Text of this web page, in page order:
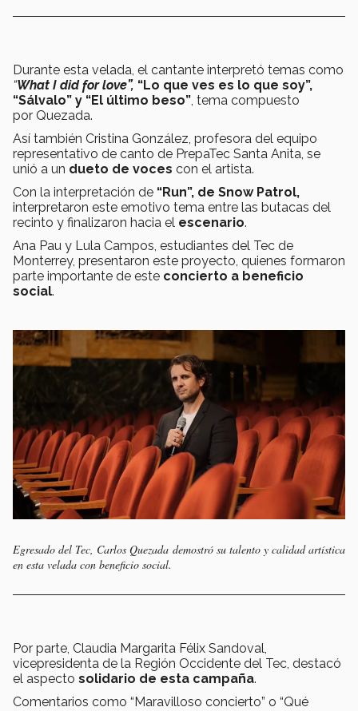
Durante esta velada, el cantante interpretó temas como
“What I did for love”, “Lo que ves es lo que soy”,
“Sálvalo” y “El último beso”, tema compuesto
por Quezada.
Así también Cristina González, profesora del equipo
representativo de canto de PrepaTec Santa Anita, se
unió a un dueto de voces con el artista.
Con la interpretación de “Run”, de Snow Patrol,
interpretaron este emotivo tema entre las butacas del
recinto y finalizaron hacia el escenario.
Ana Pau y Lula Campos, estudiantes del Tec de
Monterrey, presentaron este proyecto, quienes formaron
parte importante de este concierto a beneficio
social.
Egresado del Tec, Carlos Quezada demostró su talento y calidad artística
en esta velada con beneficio social.
Por parte, Claudia Margarita Félix Sandoval,
vicepresidenta de la Región Occidente del Tec, destacó
el aspecto solidario de esta campaña.
Comentarios como “Maravilloso concierto” o “Qué